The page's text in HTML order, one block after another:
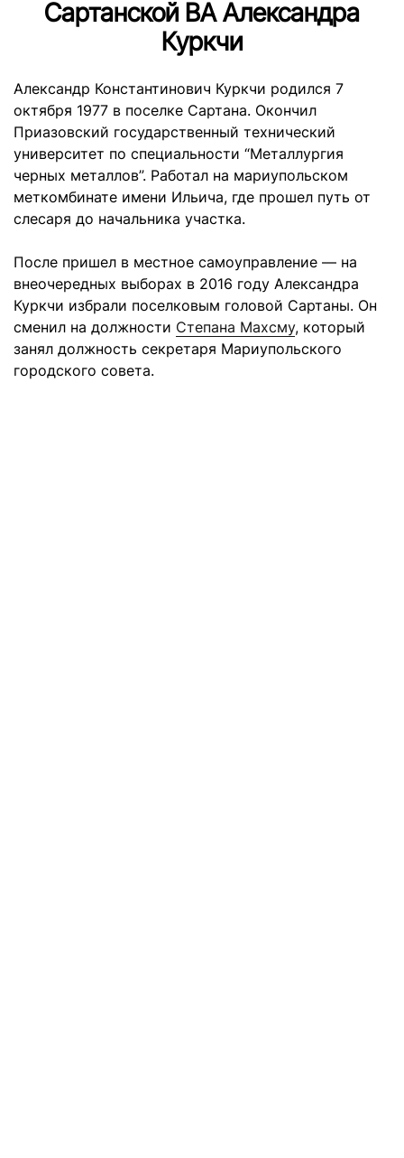
Сартанской ВА Александра
Куркчи
Александр Константинович Куркчи родился 7
октября 1977 в поселке Сартана. Окончил
Приазовский государственный технический
университет по специальности “Металлургия
черных металлов”. Работал на мариупольском
меткомбинате имени Ильича, где прошел путь от
слесаря ​​до начальника участка.
После пришел в местное самоуправление — на
внеочередных выборах в 2016 году Александра
Куркчи избрали поселковым головой Сартаны. Он
сменил на должности Степана Махсму, который
занял должность секретаря Мариупольского
городского совета.